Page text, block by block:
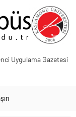
Uygulama Gazetesi